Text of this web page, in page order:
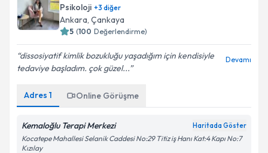
Psikoloji +3 diğer
Ankara, Çankaya
5 (100 Değerlendirme)
dissosiyatif kimlik bozukluğu yaşadığım için kendisiyle
tedaviye başladım. çok güzel...
Devamı
Adres 1 Online Görüşme
Kemaloğlu Terapi Merkezi Haritada Göster
Kocatepe Mahallesi Selanik Caddesi No:29 Titiz iş Hanı Kat:4 Kapı No:7
Kızılay